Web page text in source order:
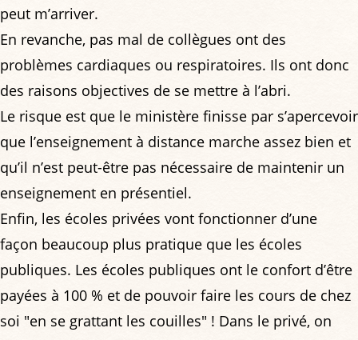
peut m’arriver.
En revanche, pas mal de collègues ont des
problèmes cardiaques ou respiratoires. Ils ont donc
des raisons objectives de se mettre à l’abri.
Le risque est que le ministère finisse par s’apercevoir
que l’enseignement à distance marche assez bien et
qu’il n’est peut-être pas nécessaire de maintenir un
enseignement en présentiel.
Enfin, les écoles privées vont fonctionner d’une
façon beaucoup plus pratique que les écoles
publiques. Les écoles publiques ont le confort d’être
payées à 100 % et de pouvoir faire les cours de chez
soi "en se grattant les couilles" ! Dans le privé, on